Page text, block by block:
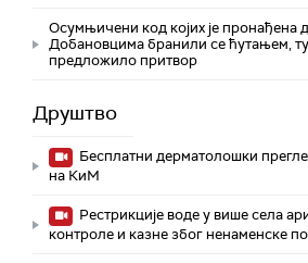
Осумњичени код којих је пронађена
Добановцима бранили се ћутањем,
предложило притвор
Друштво
Бесплатни дерматолошки
на КиМ
Рестрикције воде у више села
контроле и казне због ненаменске